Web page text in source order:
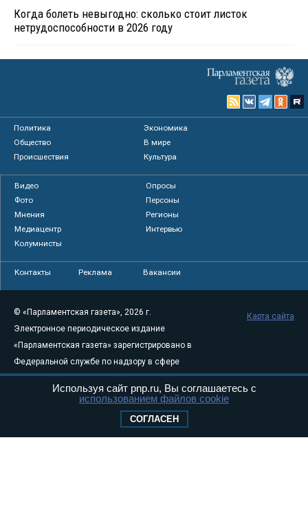
Когда болеть невыгодно: сколько стоит листок
нетрудоспособности в 2026 году
Политика
Экономика
Общество
В мире
Происшествия
Культура
Видео
Опросы
Фото
Персоны
Мнения
Регионы
Медиацентр
Интервью
Колумнисты
Контакты Реклама Вакансии
© «Парламентская газета», 2026 г.
Электронное периодическое издание
«Парламентская газета» зарегистрировано в
Федеральной службе по надзору в сфере
связи, информационных технологий и
массовых коммуникаций (Роскомнадзор) 05
Свидетельство о регистрации Эл № ФС77-
Карта сайта
Используя сайт pnp.ru, Вы соглашаетесь с
использованием файлов cookie
СОГЛАСЕН